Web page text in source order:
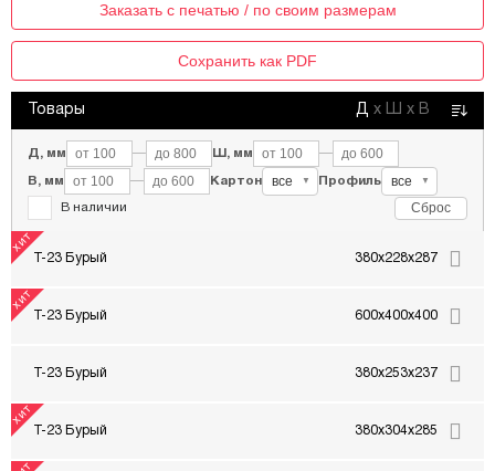
Заказать с печатью / по своим размерам
Сохранить как PDF
Товары Д х Ш х В
Д, мм — Ш, мм —
В, мм — Картон все ▼ Профиль все ▼
В наличии Сброс
Т-23 Бурый 380x228x287
Т-23 Бурый 600x400x400
Т-23 Бурый 380x253x237
Т-23 Бурый 380x304x285